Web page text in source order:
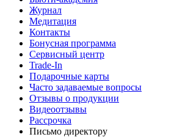
Журнал
Медитация
Контакты
Бонусная программа
Сервисный центр
Trade-In
Подарочные карты
Часто задаваемые вопросы
Отзывы о продукции
Видеоотзывы
Рассрочка
Письмо директору